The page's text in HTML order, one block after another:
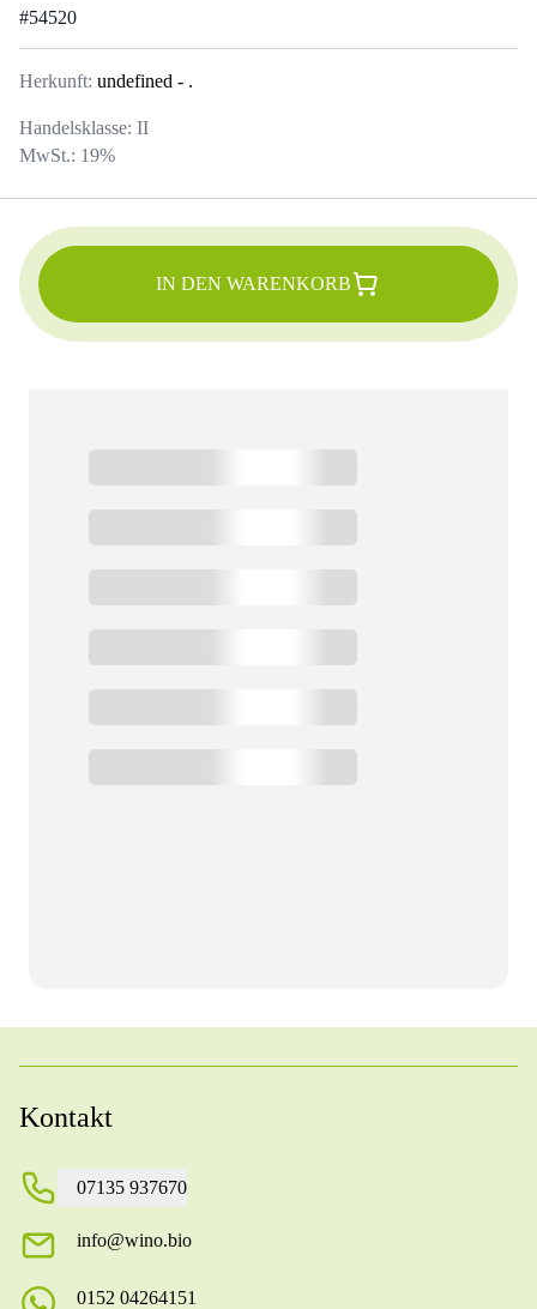
#54520
Herkunft: undefined - .
Handelsklasse: II
MwSt.: 19%
IN DEN WARENKORB
Kontakt
07135 937670
info@wino.bio
0152 04264151